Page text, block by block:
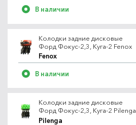
В наличии
Колодки задние дисковые
Форд Фокус-2,3, Куга-2 Fenox
Fenox
В наличии
Колодки задние дисковые
Форд Фокус-2,3, Куга-2 Pilenga
Pilenga